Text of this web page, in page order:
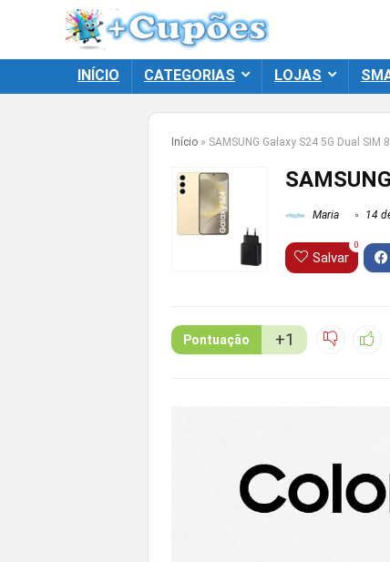
INÍCIO CATEGORIAS LOJAS
Início » SAMSUNG Galaxy S24 5G Dual SIM
Maria 14
Salvar
0
Pontuação +1